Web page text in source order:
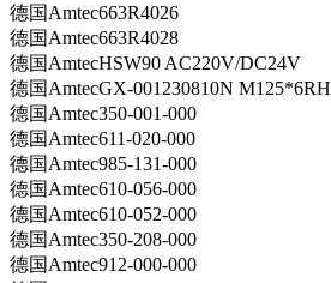
德国Amtec663R4026
德国Amtec663R4028
德国AmtecHSW90 AC220V/DC24V
德国AmtecGX-001230810N M125*6RH
德国Amtec350-001-000
德国Amtec611-020-000
德国Amtec985-131-000
德国Amtec610-056-000
德国Amtec610-052-000
德国Amtec350-208-000
德国Amtec912-000-000